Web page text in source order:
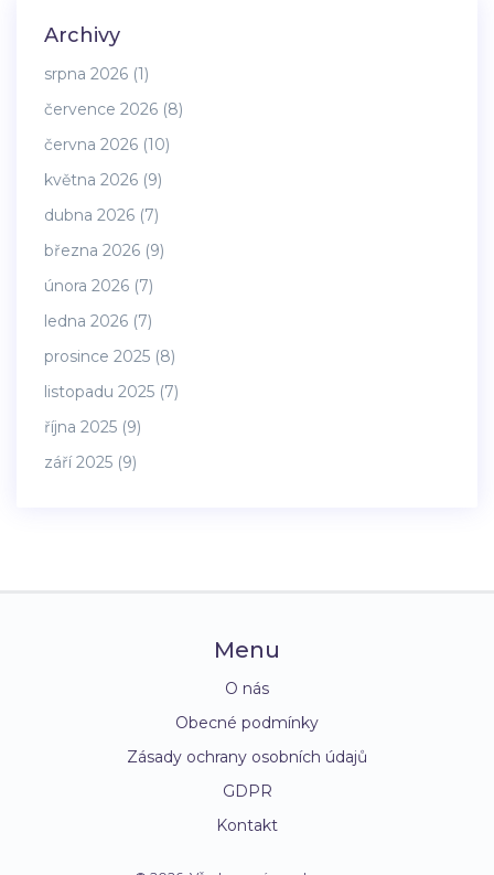
Archivy
srpna 2026 (1)
července 2026 (8)
června 2026 (10)
května 2026 (9)
dubna 2026 (7)
března 2026 (9)
února 2026 (7)
ledna 2026 (7)
prosince 2025 (8)
listopadu 2025 (7)
října 2025 (9)
září 2025 (9)
Menu
O nás
Obecné podmínky
Zásady ochrany osobních údajů
GDPR
Kontakt